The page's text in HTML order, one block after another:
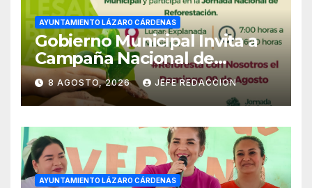
AYUNTAMIENTO LÁZARO CÁRDENAS
Gobierno Municipal Invita a
Campaña Nacional de
Reforestación
8 AGOSTO, 2026 JEFE REDACCION
AYUNTAMIENTO LÁZARO CÁRDENAS